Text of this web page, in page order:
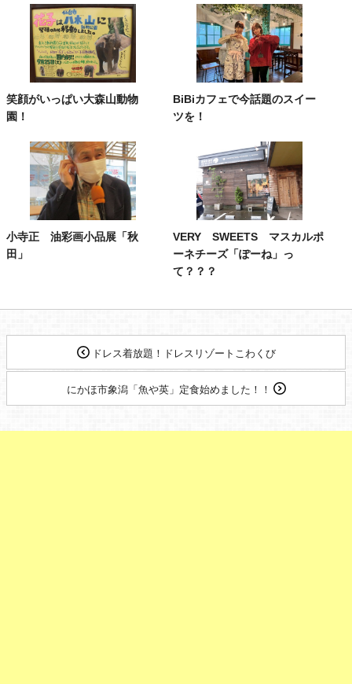
笑顔がいっぱい大森山動物
園！
BiBiカフェで今話題のスイー
ツを！
小寺正 油彩画小品展「秋
田」
VERY SWEETS マスカルポ
ーネチーズ「ぽーね」っ
て？？？
ドレス着放題！ドレスリゾートこわくび
にかほ市象潟「魚や英」定食始めました！！